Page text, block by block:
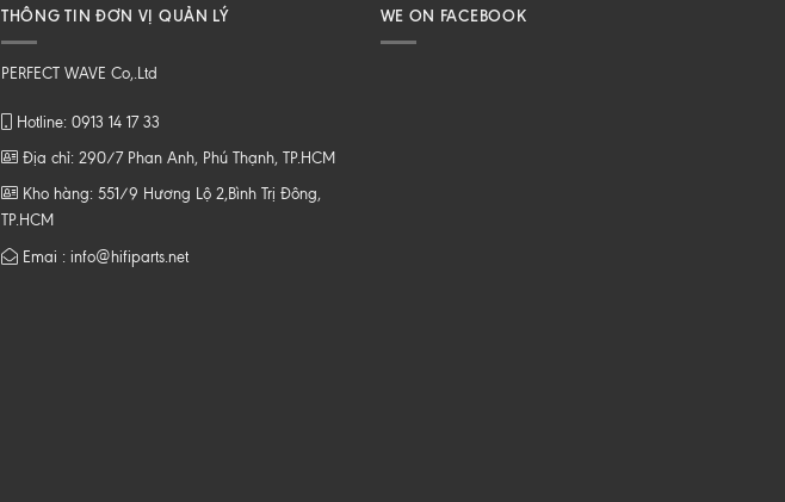
THÔNG TIN ĐƠN VỊ QUẢN LÝ
PERFECT WAVE Co,.Ltd
Hotline: 0913 14 17 33
Địa chỉ: 290/7 Phan Anh, Phú Thạnh, TP.HCM
Kho hàng: 551/9 Hương Lộ 2,Bình Trị Đông,
TP.HCM
Emai : info@hifiparts.net
WE ON FACEBOOK